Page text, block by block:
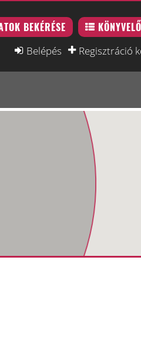
BEKÉRÉSE
Belépés Regisztráció